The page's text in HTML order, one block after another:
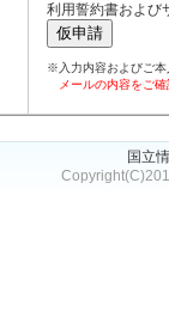
利用誓約書および
仮申請
※入力内容およびご本
メールの内容をご確
国立